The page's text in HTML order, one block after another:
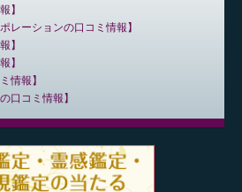
レーションの口コミ情報
情報
口コミ情報